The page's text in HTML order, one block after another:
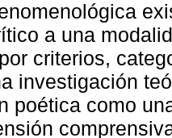
a una
criterios,
investigación
poética como